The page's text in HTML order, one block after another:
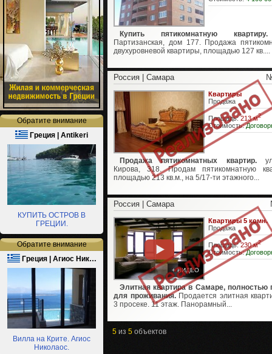
Обратите внимание
Греция | Antikeri
КУПИТЬ ОСТРОВ В
ГРЕЦИИ.
Обратите внимание
Греция | Агиос Ник…
Вилла на Крите. Агиос
Николаос.
Купить пятикомнатную квартиру.
Партизанская, дом 177. Продажа
двухуровневой квартиры, площадью 127 кв....
Россия | Самара
Квартиры
Продажа
Площадь:213 м2
Стоимость:
Продажа пятикомнатных квартир.
Кирова, 318. Продам пятикомнатную
площадью 213 кв.м., на 5/17-ти этажного...
Россия | Самара
+ ВИДЕО
Квартиры 5 комн.
Продажа
Площадь:230 м2
Стоимость:
Элитная квартира в Самаре, полностью
для проживания.Продается элитная
3 просеке. 11 этаж. Панорамный...
5 из 5 объектов